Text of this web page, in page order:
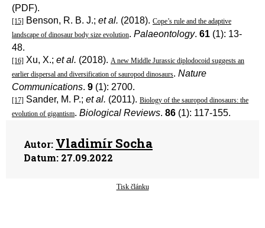
(PDF).
[15] Benson, R. B. J.; et al. (2018). Cope’s rule and the adaptive
landscape of dinosaur body size evolution. Palaeontology. 61 (1): 13-
48.
[16] Xu, X.; et al. (2018). A new Middle Jurassic diplodocoid suggests an
earlier dispersal and diversification of sauropod dinosaurs. Nature
Communications. 9 (1): 2700.
[17] Sander, M. P.; et al. (2011). Biology of the sauropod dinosaurs: the
evolution of gigantism. Biological Reviews. 86 (1): 117-155.
Autor: Vladimír Socha
Datum: 27.09.2022
Tisk článku